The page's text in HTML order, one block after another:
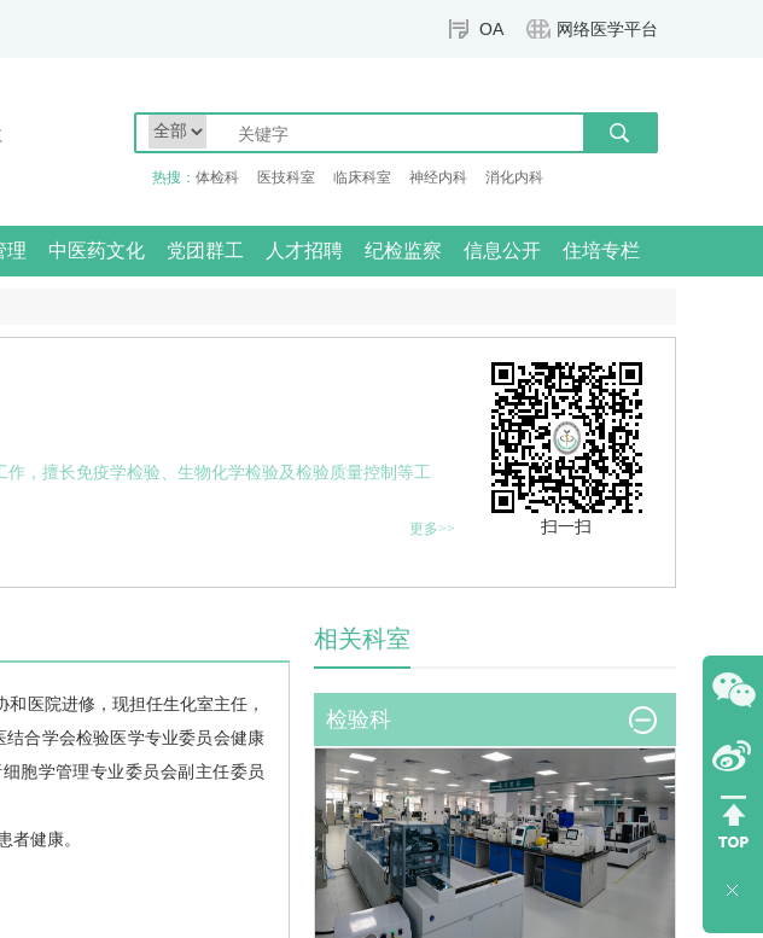
OA 网络医学平台
热搜： 体检科 医技科室 临床科室 神经内科 消化内科
理 中医药文化 党团群工 人才招聘 纪检监察 信息公开 住培专栏
，擅长免疫学检验、生物化学检验及检验质量控制等工
更多>> 扫一扫
医院进修，现担任生化室主任，
合学会检验医学专业委员会健康
胞学管理专业委员会副主任委员
者健康。
相关科室
检验科